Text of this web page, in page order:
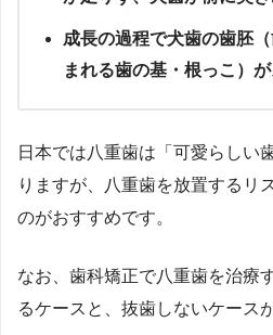
成長の過程で犬歯の歯胚
まれる歯の基・根っこ）
日本では八重歯は「可愛らしい
りますが、八重歯を放置するリ
のがおすすめです。
なお、歯科矯正で八重歯を治療
るケースと、抜歯しないケース